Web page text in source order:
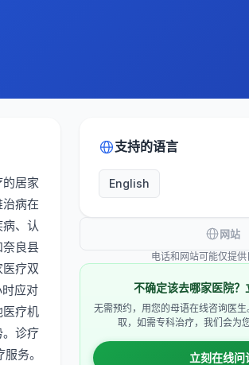
居家
病在
、认
奈良县
疗双
应对
医疗机
。诊疗
务。
支持的语言
English
网站
电话和网站可能仅提供
不确定该去哪家医院？
无需预约，用您的母语在线咨询医
取，如需专科治疗，我们会为
立刻在线问